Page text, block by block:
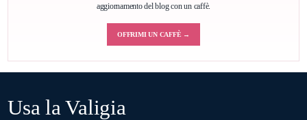
aggiornamento del blog con un caffè.
OFFRIMI UN CAFFÈ →
Usa la Valigia